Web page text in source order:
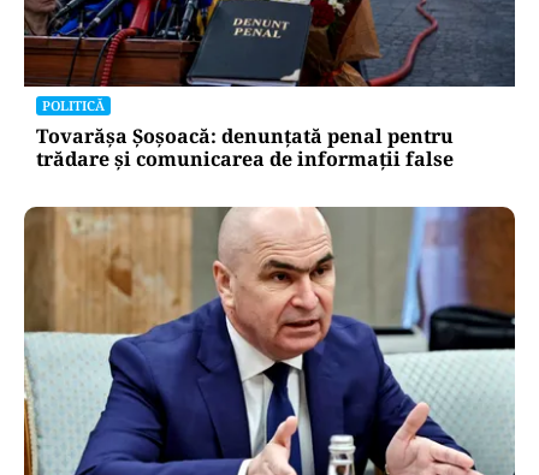
POLITICĂ
Tovarășa Șoșoacă: denunțată penal pentru
trădare și comunicarea de informații false